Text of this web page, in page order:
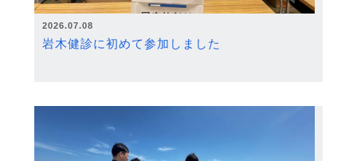
2026.07.08
岩木健診に初めて参加しました